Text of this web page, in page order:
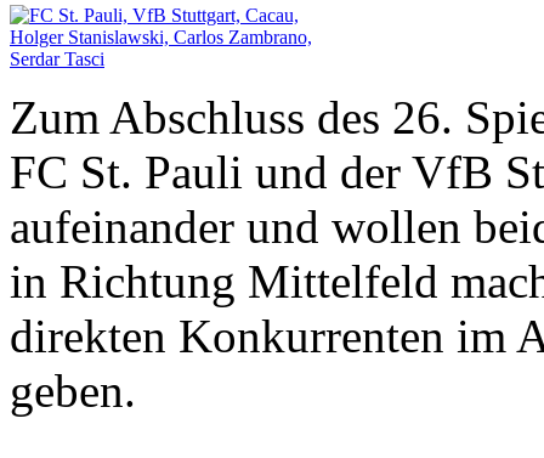
Zum Abschluss des 26.
FC St. Pauli und der VfB
aufeinander und wollen
in Richtung Mittelfeld
direkten Konkurrenten im
geben.